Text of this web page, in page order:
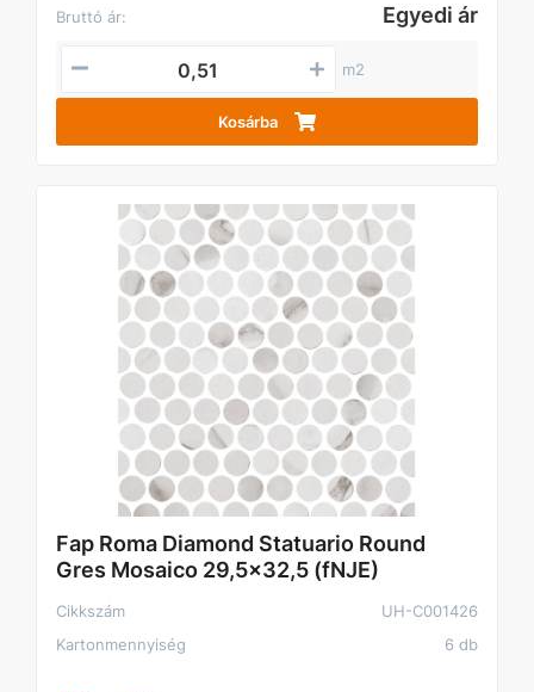
Bruttó ár:
Egyedi ár
m2
Kosárba
Fap Roma Diamond Statuario Round
Gres Mosaico 29,5x32,5 (fNJE)
Cikkszám
UH-C001426
Kartonmennyiség
6 db